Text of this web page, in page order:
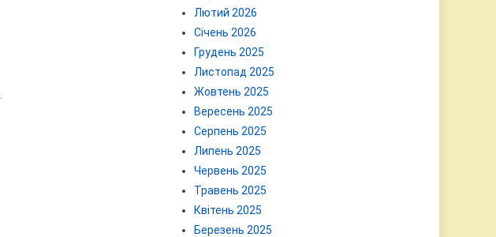
Лютий 2026
Січень 2026
Грудень 2025
Листопад 2025
Жовтень 2025
Вересень 2025
Серпень 2025
Липень 2025
Червень 2025
Травень 2025
Квітень 2025
Березень 2025